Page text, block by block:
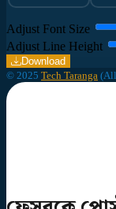
Adjust Font Size
Adjust Line Height
Download
© 2025 Tech Taranga